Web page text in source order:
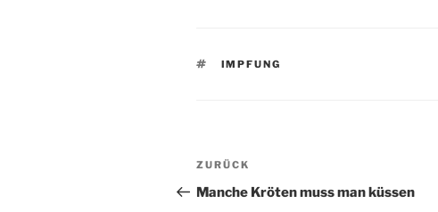
SCHLAGWÖRTER
IMPFUNG
Beitragsnavigation
Vorheriger
Beitrag
ZURÜCK
Manche Kröten muss man küssen